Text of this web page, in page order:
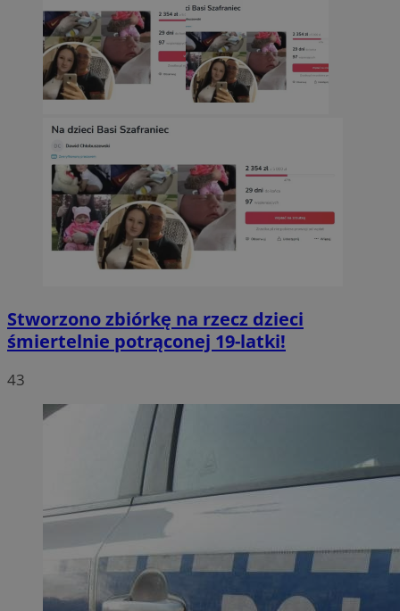
Stworzono zbiórkę na rzecz dzieci
śmiertelnie potrąconej 19-latki!
43